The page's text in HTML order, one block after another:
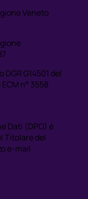
Veneto
G14501 del
n° 3558
Dati (DPO) è
Titolare del
e-mail